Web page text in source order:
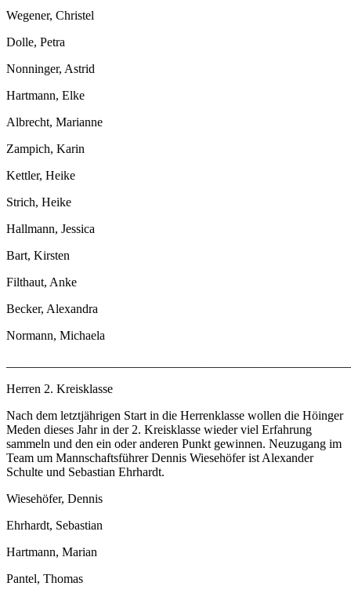
Wegener, Christel
Dolle, Petra
Nonninger, Astrid
Hartmann, Elke
Albrecht, Marianne
Zampich, Karin
Kettler, Heike
Strich, Heike
Hallmann, Jessica
Bart, Kirsten
Filthaut, Anke
Becker, Alexandra
Normann, Michaela
Herren 2. Kreisklasse
Nach dem letztjährigen Start in die Herrenklasse wollen die Höinger
Meden dieses Jahr in der 2. Kreisklasse wieder viel Erfahrung
sammeln und den ein oder anderen Punkt gewinnen. Neuzugang im
Team um Mannschaftsführer Dennis Wiesehöfer ist Alexander
Schulte und Sebastian Ehrhardt.
Wiesehöfer, Dennis
Ehrhardt, Sebastian
Hartmann, Marian
Pantel, Thomas